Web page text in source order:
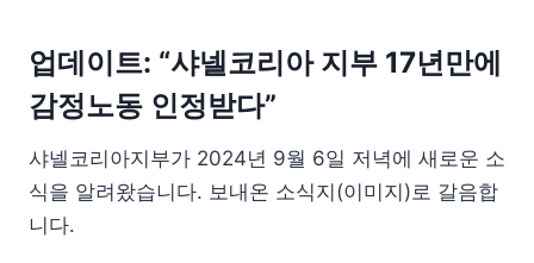
업데이트: “샤넬코리아 지부 17년만에
감정노동 인정받다”
샤넬코리아지부가 2024년 9월 6일 저녁에 새로운 소
식을 알려왔습니다. 보내온 소식지(이미지)로 갈음합
니다.